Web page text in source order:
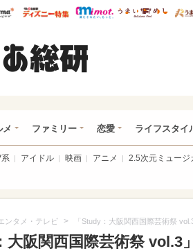
あ総研ハピママ* ウレぴあ総研 ディズニー
mimot. うま
メ ファミリー 恋愛 ライフスタイ
系 アイドル 映画 アニメ 2.5次元ミュージ
ンタメ・テレビ > 「Study：大阪関西国際芸術祭
大阪関西国際芸術祭 vol.3